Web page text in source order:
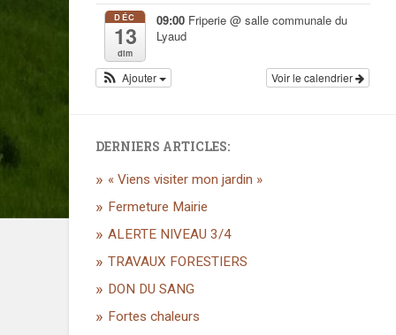
DÉC
13
dim
09:00 Friperie @ salle communale du
Lyaud
Voir le calendrier
Ajouter
DERNIERS ARTICLES:
« Viens visiter mon jardin »
Fermeture Mairie
ALERTE NIVEAU 3/4
TRAVAUX FORESTIERS
DON DU SANG
Fortes chaleurs